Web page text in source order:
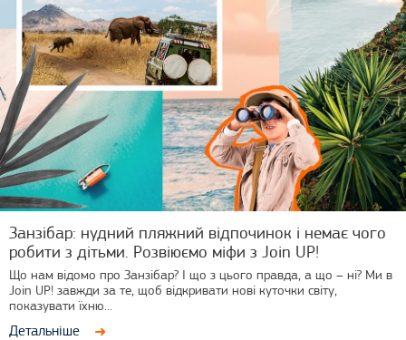
Занзібар: нудний пляжний відпочинок і немає чого
робити з дітьми. Розвіюємо міфи з Join UP!
Що нам відомо про Занзібар? І що з цього правда, а що – ні? Ми в
Join UP! завжди за те, щоб відкривати нові куточки світу,
показувати їхню...
Детальніше